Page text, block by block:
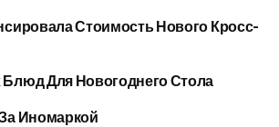
Стоимость Нового Кросс-
Для Новогоднего Стола
Иномаркой